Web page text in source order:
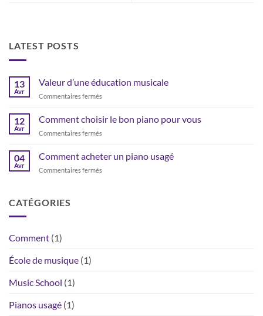
LATEST POSTS
13
Avr
Valeur d’une éducation musicale
Commentaires fermés
d’une
éducation
musicale
12
Avr
Comment choisir le bon piano pour vous
Commentaires fermés
le
bon
04
Avr
Comment acheter un piano usagé
Commentaires fermés
CATÉGORIES
Comment (1)
École de musique (1)
Music School (1)
Pianos usagé (1)